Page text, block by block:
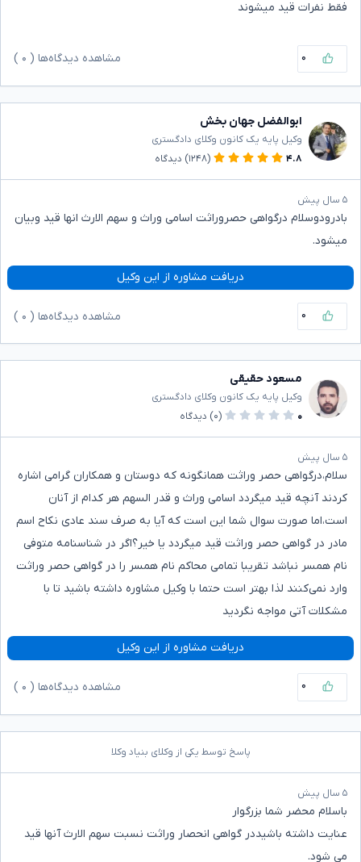
فقط نفرات قید میشوند
۰ مشاهده دیدگاه‌ها ( ۰
ابوالفضل جهان بخش
وکیل پایه یک کانون وکلای دادگستری
۴.۸
(۱۲۴۸) دیدگاه
۵ سال پیش
بادرودوسلام درگواهی حصروراثت اسامی وراث و سهم الارث انها قید وبیان
میشود.
دریافت مشاوره از این وکیل
۰ مشاهده دیدگاه‌ها ( ۰
مسعود حقیقی
وکیل پایه یک کانون وکلای دادگستری
۰
(۰) دیدگاه
۵ سال پیش
سلام،در‌گواهی حصر وراثت همانگونه که دوستان و همکاران گرامی اشاره
کردند آنچه قید میگردد اسامی وراث و قدر السهم هر کدام از آنان
است،اما صورت سوال شما این است که آیا به صرف سند عادی نکاح اسم
مادر در گواهی حصر وراثت قید میگردد یا خیر؟اگر در شناسنامه متوفی
نام همسر نباشد تقریبا تمامی محاکم نام همسر را در گواهی حصر وراثت
وارد نمی‌کنند لذا بهتر است حتما با وکیل مشاوره داشته باشید تا با
مشکلات آتی مواجه نگردید
دریافت مشاوره از این وکیل
۰ مشاهده دیدگاه‌ها ( ۰
پاسخ توسط یکی از وکلای بنیاد وکلا
۵ سال پیش
باسلام محضر شما بزرگوار
عنایت داشته باشیددر گواهی انحصار وراثت نسبت سهم الارث آنها قید
می شود.